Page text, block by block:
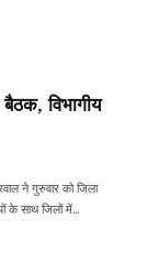
विभागीय
ने गुरुवार को जिला
के साथ जिलों में…